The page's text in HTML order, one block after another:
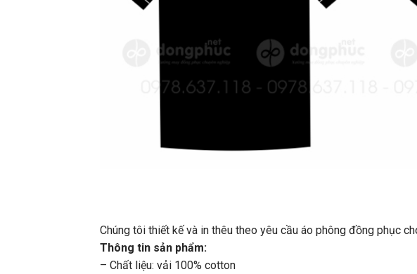
Chúng tôi thiết kế và in thêu theo yêu cầu áo phông đồng phục
Thông tin sản phẩm:
– Chất liệu: vải 100% cotton